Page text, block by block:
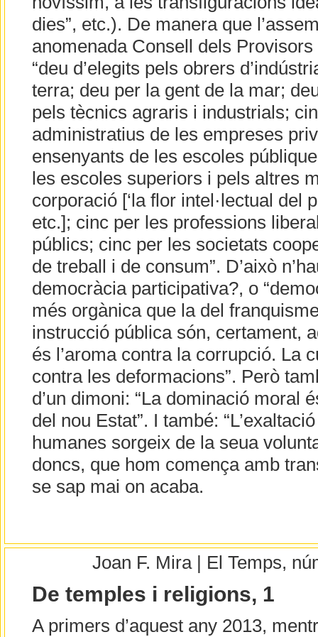
dies”, etc.). De manera que
anomenada Consell dels
“deu d’elegits pels obrers
terra; deu per la gent de la mar;
pels tècnics agraris i industrials;
administratius de les empreses
ensenyants de les escoles
les escoles superiors i pels altres
corporació [‘la flor intel·lectual del
etc.]; cinc per les professions
públics; cinc per les societats
de treball i de consum”. D’això
democràcia participativa?, o
més orgànica que la del
instrucció pública són, certament,
és l’aroma contra la corrupció. La
contra les deformacions”. Però
d’un dimoni: “La dominació moral
del nou Estat”. I també:
humanes sorgeix de la seua
doncs, que hom comença amb
se sap mai on acaba.
Joan F. Mira | El Temps,
De temples i religions, 1
A primers d’aquest any 2013,